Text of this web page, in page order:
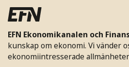
EFN Ekonomikanalen och
kunskap om ekonomi. Vi vänder
ekonomiintresserade